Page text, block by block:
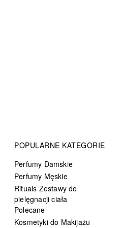
POPULARNE KATEGORIE
Perfumy Damskie
Perfumy Męskie
Rituals Zestawy do
pielęgnacji ciała
Polecane
Kosmetyki do Makijażu